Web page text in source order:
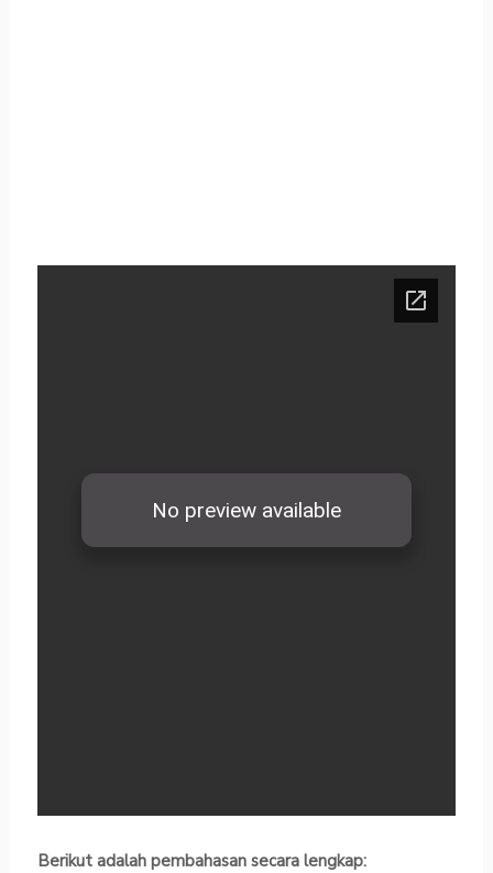
Berikut adalah pembahasan secara lengkap: